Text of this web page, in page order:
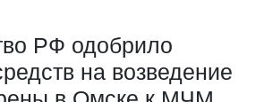
РФ одобрило
на возведение